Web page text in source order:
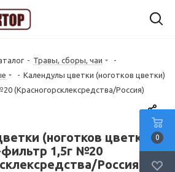
- Травы, сборы, чаи
-
- Календулы цветки (ноготков цветки)
(Красногорсклексредства/Россия)
(ноготков цветки)
фильтр 1,5г №20
Россия)
0